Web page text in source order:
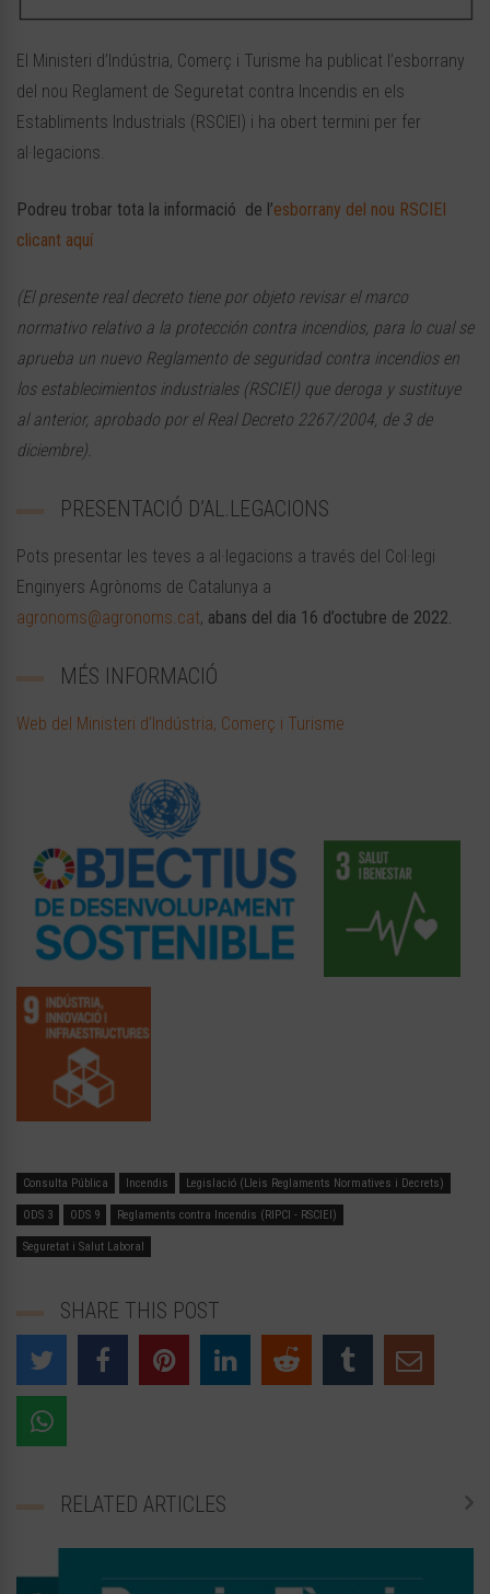
El Ministeri d’Indústria, Comerç i Turisme ha publicat l’esborrany
del nou Reglament de Seguretat contra Incendis en els
Establiments Industrials (RSCIEI) i ha obert termini per fer
al·legacions.
Podreu trobar tota la informació de l’esborrany del nou RSCIEI
clicant aquí
(El presente real decreto tiene por objeto revisar el marco
normativo relativo a la protección contra incendios, para lo cual se
aprueba un nuevo Reglamento de seguridad contra incendios en
los establecimientos industriales (RSCIEI) que deroga y sustituye
al anterior, aprobado por el Real Decreto 2267/2004, de 3 de
diciembre).
PRESENTACIÓ D’AL.LEGACIONS
Pots presentar les teves a al·legacions a través del Col·legi
Enginyers Agrònoms de Catalunya a
agronoms@agronoms.cat, abans del dia 16 d’octubre de 2022.
MÉS INFORMACIÓ
Web del Ministeri d’Indústria, Comerç i Turisme
Consulta Pública Incendis Legislació (Lleis Reglaments Normatives i Decrets)
ODS 3 ODS 9 Reglaments contra Incendis (RIPCI - RSCIEI)
Seguretat i Salut Laboral
SHARE THIS POST
RELATED ARTICLES